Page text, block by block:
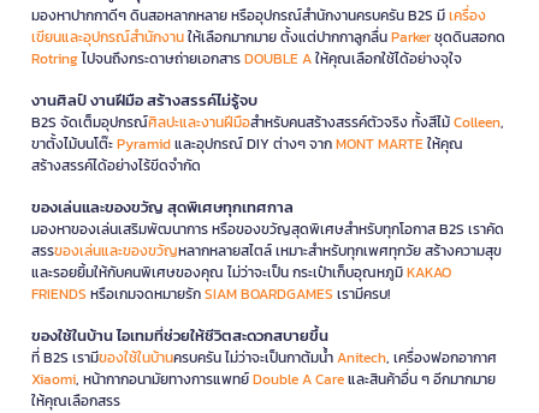
มองหาปากกาดีๆ ดินสอหลากหลาย หรืออุปกรณ์สำนักงานครบครัน B2S มีเครื่อง
เขียนและอุปกรณ์สำนักงานให้เลือกมากมาย ตั้งแต่ปากกาลูกลื่นParkerชุดดินสอกด
Rotringไปจนถึงกระดาษถ่ายเอกสารDOUBLE Aให้คุณเลือกใช้ได้อย่างจุใจ
งานศิลป์ งานฝีมือ สร้างสรรค์ไม่รู้จบ
B2S จัดเต็มอุปกรณ์ศิลปะและงานฝีมือสำหรับคนสร้างสรรค์ตัวจริง ทั้งสีไม้Colleen,
ขาตั้งไม้บนโต๊ะPyramidและอุปกรณ์ DIY ต่างๆ จากMONT MARTEให้คุณ
สร้างสรรค์ได้อย่างไร้ขีดจำกัด
ของเล่นและของขวัญ สุดพิเศษทุกเทศกาล
มองหาของเล่นเสริมพัฒนาการ หรือของขวัญสุดพิเศษสำหรับทุกโอกาส B2S เราคัด
สรรของเล่นและของขวัญหลากหลายสไตล์ เหมาะสำหรับทุกเพศทุกวัย สร้างความสุข
และรอยยิ้มให้กับคนพิเศษของคุณ ไม่ว่าจะเป็น กระเป๋าเก็บอุณหภูมิKAKAO
FRIENDS หรือเกมจดหมายรักSIAM BOARDGAMES เรามีครบ!
ของใช้ในบ้าน ไอเทมที่ช่วยให้ชีวิตสะดวกสบายขึ้น
ที่ B2S เรามีของใช้ในบ้านครบครัน ไม่ว่าจะเป็นกาต้มน้ำAnitech, เครื่องฟอกอากาศ
Xiaomi, หน้ากากอนามัยทางการแพทย์Double A Careและสินค้าอื่น ๆ อีกมากมาย
ให้คุณเลือกสรร